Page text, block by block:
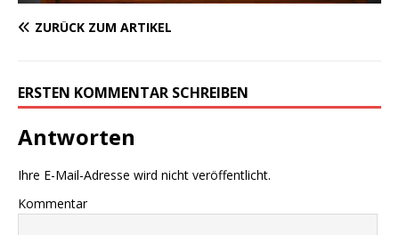
ZURÜCK ZUM ARTIKEL
ERSTEN KOMMENTAR SCHREIBEN
Antworten
Ihre E-Mail-Adresse wird nicht veröffentlicht.
Kommentar